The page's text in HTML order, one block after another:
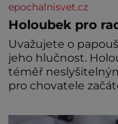
epochalnisvet.cz
Holoubek pro
Uvažujete o
jeho hlučnost.
téměř
pro chovatele
Hodně času tráví